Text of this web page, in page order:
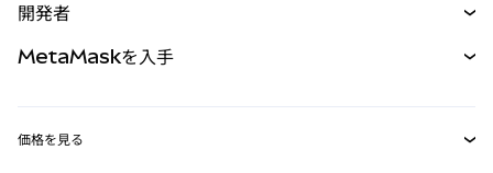
パーペチュアル
RWA
開発者
MetaMaskを入手
価格を見る